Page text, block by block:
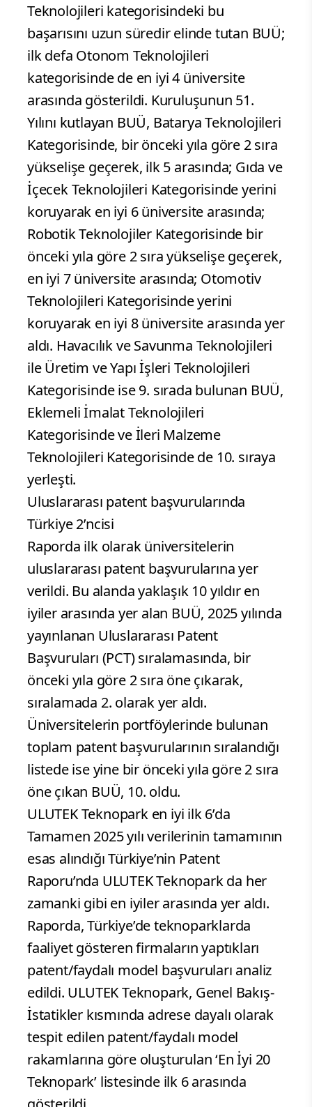
Teknolojileri kategorisindeki bu
başarısını uzun süredir elinde tutan BUÜ;
ilk defa Otonom Teknolojileri
kategorisinde de en iyi 4 üniversite
arasında gösterildi. Kuruluşunun 51.
Yılını kutlayan BUÜ, Batarya Teknolojileri
Kategorisinde, bir önceki yıla göre 2 sıra
yükselişe geçerek, ilk 5 arasında; Gıda ve
İçecek Teknolojileri Kategorisinde yerini
koruyarak en iyi 6 üniversite arasında;
Robotik Teknolojiler Kategorisinde bir
önceki yıla göre 2 sıra yükselişe geçerek,
en iyi 7 üniversite arasında; Otomotiv
Teknolojileri Kategorisinde yerini
koruyarak en iyi 8 üniversite arasında yer
aldı. Havacılık ve Savunma Teknolojileri
ile Üretim ve Yapı İşleri Teknolojileri
Kategorisinde ise 9. sırada bulunan BUÜ,
Eklemeli İmalat Teknolojileri
Kategorisinde ve İleri Malzeme
Teknolojileri Kategorisinde de 10. sıraya
yerleşti.
Uluslararası patent başvurularında
Türkiye 2’ncisi
Raporda ilk olarak üniversitelerin
uluslararası patent başvurularına yer
verildi. Bu alanda yaklaşık 10 yıldır en
iyiler arasında yer alan BUÜ, 2025 yılında
yayınlanan Uluslararası Patent
Başvuruları (PCT) sıralamasında, bir
önceki yıla göre 2 sıra öne çıkarak,
sıralamada 2. olarak yer aldı.
Üniversitelerin portföylerinde bulunan
toplam patent başvurularının sıralandığı
listede ise yine bir önceki yıla göre 2 sıra
öne çıkan BUÜ, 10. oldu.
ULUTEK Teknopark en iyi ilk 6’da
Tamamen 2025 yılı verilerinin tamamının
esas alındığı Türkiye’nin Patent
Raporu’nda ULUTEK Teknopark da her
zamanki gibi en iyiler arasında yer aldı.
Raporda, Türkiye’de teknoparklarda
faaliyet gösteren firmaların yaptıkları
patent/faydalı model başvuruları analiz
edildi. ULUTEK Teknopark, Genel Bakış-
İstatikler kısmında adrese dayalı olarak
tespit edilen patent/faydalı model
rakamlarına göre oluşturulan ‘En İyi 20
Teknopark’ listesinde ilk 6 arasında